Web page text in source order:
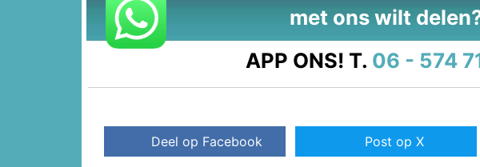
met ons wilt
APP ONS! T. 06 - 574
Deel op Facebook Post op X